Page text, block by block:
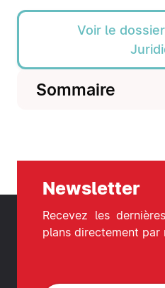
Voir le
Sommaire
Newsletter
Recevez les
plans directement par